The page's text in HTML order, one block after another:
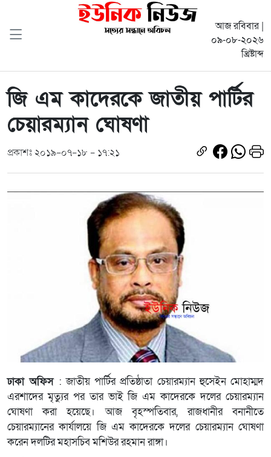
আজ রবিবার |
০৯-০৮-২০২৬
খ্রিষ্টাব্দ
জি এম কাদেরকে জাতীয় পার্টির
চেয়ারম্যান ঘোষণা
প্রকাশঃ ২০১৯-০৭-১৮ - ১৭:২১
ঢাকা অফিস: জাতীয় পার্টির প্রতিষ্ঠাতা চেয়ারম্যান হুসেইন মোহাম্মদ
এরশাদের মৃত্যুর পর তার ভাই জি এম কাদেরকে দলের চেয়ারম্যান
ঘোষণা করা হয়েছে। আজ বৃহস্পতিবার, রাজধানীর বনানীতে
চেয়ারম্যানের কার্যালয়ে জি এম কাদেরকে দলের চেয়ারম্যান ঘোষণা
করেন দলটির মহাসচিব মশিউর রহমান রাঙ্গা।